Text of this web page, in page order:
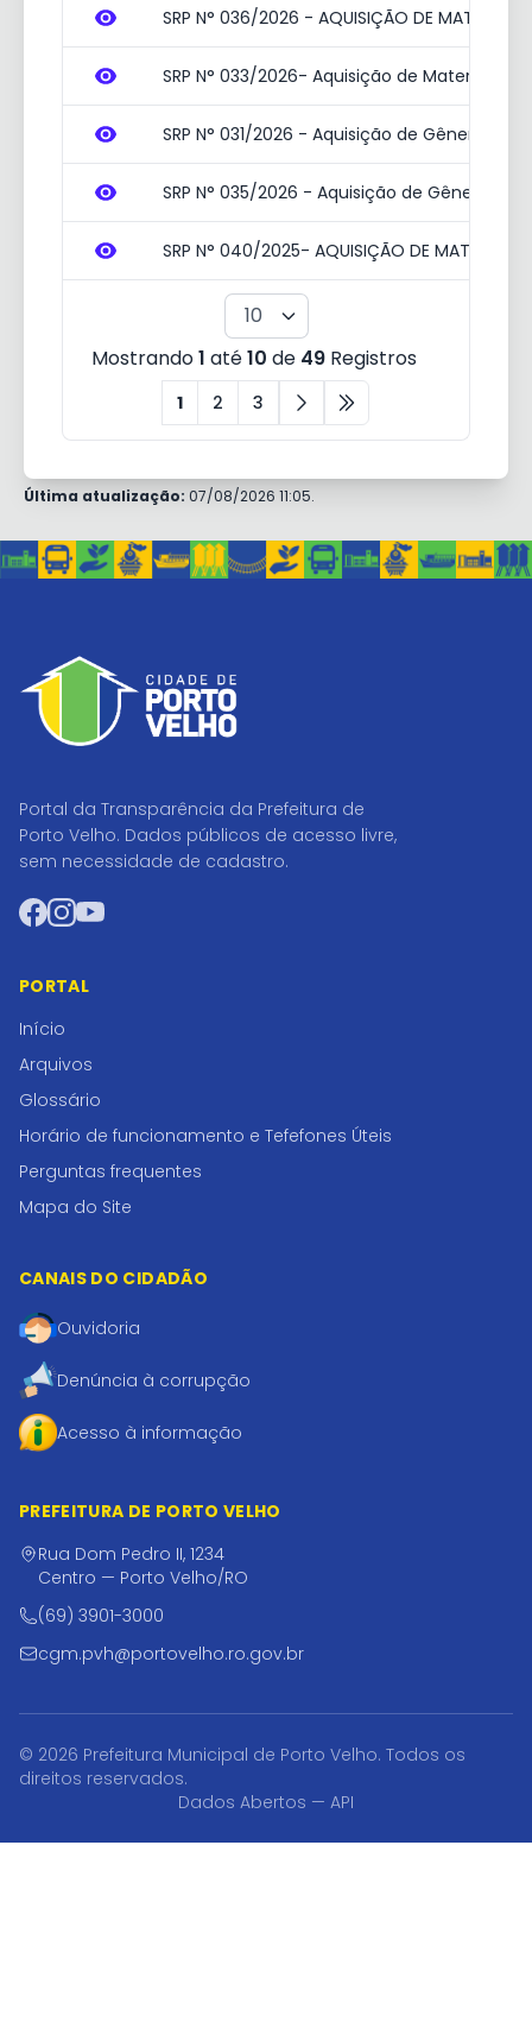
SRP N° 036/2026 - AQUISIÇÃO DE MATERIAL
SRP N° 033/2026- Aquisição de Material
SRP N° 031/2026 - Aquisição de Gêneros
SRP N° 035/2026 - Aquisição de Gêneros
SRP N° 040/2025- AQUISIÇÃO DE MATERIAL
Mostrando1 até10 de 49 Registros
1 2 3
Última atualização: 07/08/2026 11:05.
Portal da Transparência da Prefeitura de
Porto Velho. Dados públicos de acesso livre,
sem necessidade de cadastro.
Facebook
Instagram
YouTube
PORTAL
Início
Arquivos
Glossário
Horário de funcionamento e Tefefones Úteis
Perguntas frequentes
Mapa do Site
CANAIS DO CIDADÃO
Ouvidoria
Denúncia à corrupção
Acesso à informação
PREFEITURA DE PORTO VELHO
Rua Dom Pedro II, 1234
Centro — Porto Velho/RO
(69) 3901-3000
cgm.pvh@portovelho.ro.gov.br
© 2026 Prefeitura Municipal de Porto Velho. Todos os
direitos reservados.
Dados Abertos — API